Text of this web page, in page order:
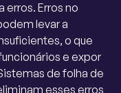
Erros no
levar a
o que
e expor
de folha de
esses erros